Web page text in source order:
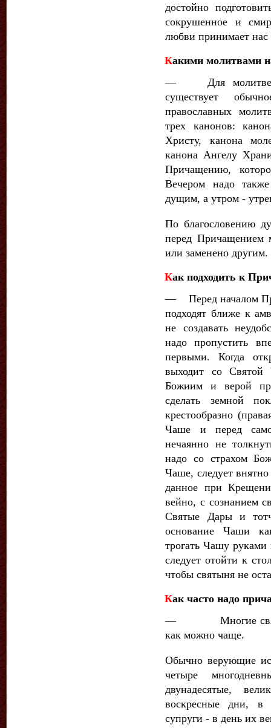
достойно
сокрушенное и
любви принимает
Какими молитвами
— Для
существует
православных
трех канонов:
Христу, канона
канона Ангелу
Причащению,
Вечером надо
дущим, а утром -
По благословению
перед Причащением
или заменено другим.
Как подходить к
— Перед началом
под­ходят ближе к
не создавать
надо пропустить
первыми. Когда
выходит со Святой
Божиим и верой
сделать земной
крестообразно
Чаше и перед
нечаянно не
надо со страхом
Чаше, следует
данное при
вейно, с сознанием
Святые Дары и
основание Чаши
трогать Чашу руками
следует отойти к
чтобы святыня не
Как часто надо
— Многие святые
как можно чаще.
Обычно верующие
четыре
двунадесятые,
воскресные дни,
супруги - в день их